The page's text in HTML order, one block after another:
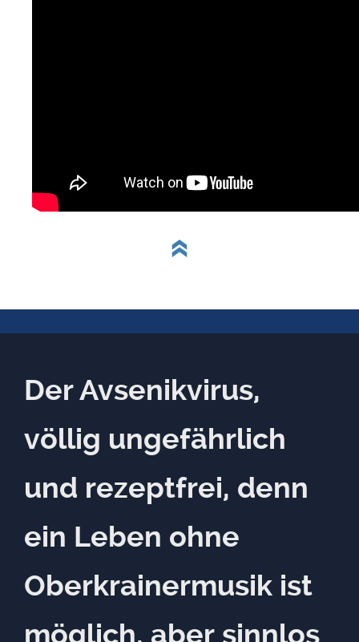
Der Avsenikvirus,
völlig ungefährlich
und rezeptfrei, denn
ein Leben ohne
Oberkrainermusik ist
möglich, aber sinnlos